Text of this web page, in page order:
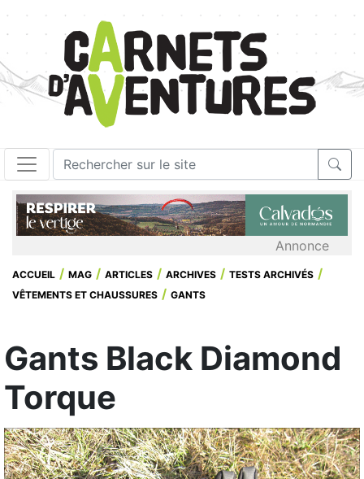
Annonce
ACCUEIL MAG ARTICLES ARCHIVES
TESTS ARCHIVÉS
VÊTEMENTS ET CHAUSSURES
GANTS
Gants Black Diamond
Torque